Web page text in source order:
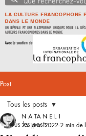
LA CULTURE FRANCOPHONE
DANS LE MONDE
UN RÉSEAU ET UNE PLATEFORME UNIQUES POUR LA
AUTEURS FRANCOPHONES DANS LE MONDE
Avec le soutien de
Post
Tous les posts
Tous les posts
N A TA N E L I
25 janv. 2022 2 min de